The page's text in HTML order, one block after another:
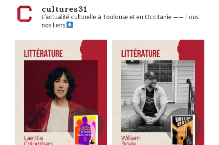
cultures31
L’actualité culturelle à Toulouse et en Occitanie——Tous
nos liens